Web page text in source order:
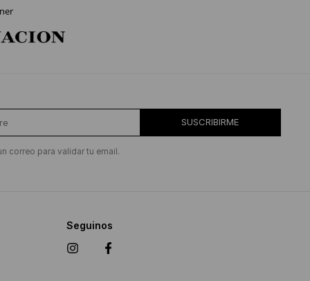
SUSCRIBIRME
correo para validar tu email.
Seguinos